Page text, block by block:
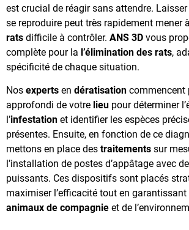
est crucial de réagir sans attendre. Laisser
se reproduire peut très rapidement mener
rats difficile à contrôler. ANS 3D vous
complète pour la l’élimination des rats,
spécificité de chaque situation.
Nos experts en dératisation commencent
approfondi de votre lieu pour déterminer
l’infestation et identifier les espèces
présentes. Ensuite, en fonction de ce
mettons en place des traitements sur
l’installation de postes d’appâtage avec
puissants. Ces dispositifs sont placés
maximiser l’efficacité tout en
animaux de compagnie et de